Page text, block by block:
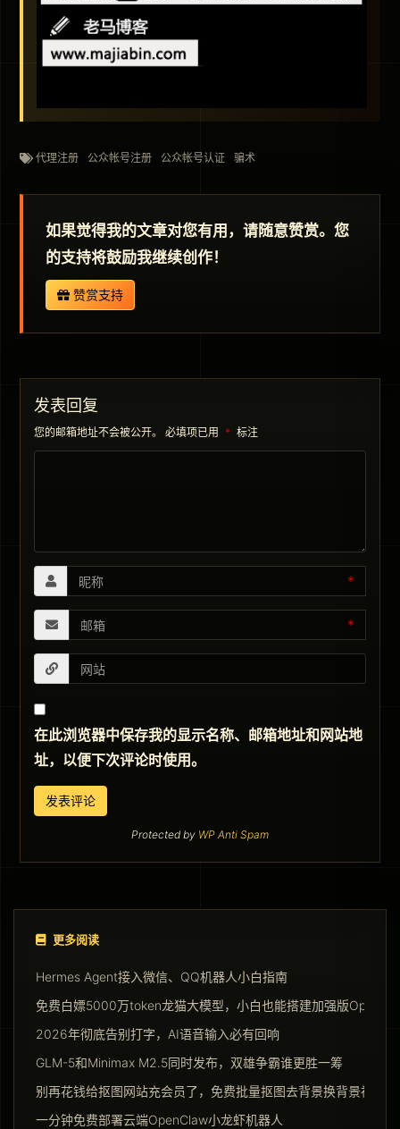
代理注册 公众帐号注册 公众帐号认证 骗术
如果觉得我的文章对您有用，请随意赞赏。您
的支持将鼓励我继续创作！
赞赏支持
发表回复
您的邮箱地址不会被公开。 必填项已用 * 标注
*
*
在此浏览器中保存我的显示名称、邮箱地址和网站地
址，以便下次评论时使用。
Protected by WP Anti Spam
更多阅读
Hermes Agent接入微信、QQ机器人小白指南
免费白嫖5000万token龙猫大模型，小白也能搭建加强版
2026年彻底告别打字，AI语音输入必有回响
GLM-5和Minimax M2.5同时发布，双雄争霸谁更胜一筹
别再花钱给抠图网站充会员了，免费批量抠图去背景换背景神器
一分钟免费部署云端OpenClaw小龙虾机器人